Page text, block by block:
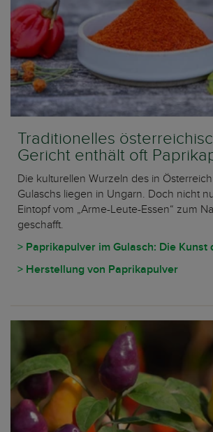
Traditionelles
Gericht enthält oft
Die kulturellen Wurzeln des in
Gulaschs liegen in Ungarn. Doch nicht
Eintopf vom „Arme-Leute-Essen“ zum
geschafft.
> Paprikapulver im Gulasch: Die Kunst
> Herstellung von Paprikapulver